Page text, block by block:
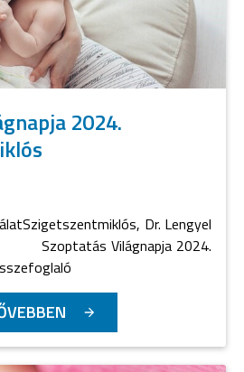
2024.
Dr. Lengyel
Világnapja 2024.